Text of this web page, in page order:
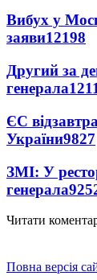
Вибух у
заяви12198
Другий за
генерала
ЄС
України9827
ЗМІ: У
генерала
Читати
Повна версія